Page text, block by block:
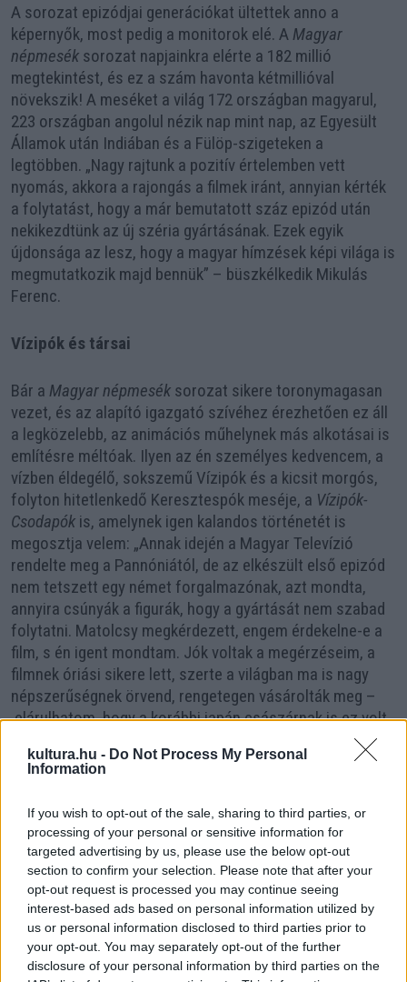
kultura.hu - Do Not Process My Personal
Information
If you wish to opt-out of the sale, sharing to third parties, or
processing of your personal or sensitive information for
targeted advertising by us, please use the below opt-out
section to confirm your selection. Please note that after your
opt-out request is processed you may continue seeing
interest-based ads based on personal information utilized by
us or personal information disclosed to third parties prior to
your opt-out. You may separately opt-out of the further
disclosure of your personal information by third parties on the
A sorozat epizódjai generációkat ültettek anno a
képernyők, most pedig a monitorok elé. A Magyar
népmesék sorozat napjainkra elérte a 182 millió
megtekintést, és ez a szám havonta kétmillióval
növekszik! A meséket a világ 172 országban magyarul,
223 országban angolul nézik nap mint nap, az Egyesült
Államok után Indiában és a Fülöp-szigeteken a
legtöbben. „Nagy rajtunk a pozitív értelemben vett
nyomás, akkora a rajongás a filmek iránt, annyian kérték
a folytatást, hogy a már bemutatott száz epizód után
nekikezdtünk az új széria gyártásának. Ezek egyik
újdonsága az lesz, hogy a magyar hímzések képi világa is
megmutatkozik majd bennük” – büszkélkedik Mikulás
Ferenc.
Vízipók és társai
Bár a Magyar népmesék sorozat sikere toronymagasan
vezet, és az alapító igazgató szívéhez érezhetően ez áll
a legközelebb, az animációs műhelynek más alkotásai is
említésre méltóak. Ilyen az én személyes kedvencem, a
vízben éldegélő, sokszemű Vízipók és a kicsit morgós,
folyton hitetlenkedő Keresztespók meséje, a Vízipók-
Csodapók is, amelynek igen kalandos történetét is
megosztja velem: „Annak idején a Magyar Televízió
rendelte meg a Pannóniától, de az elkészült első epizód
nem tetszett egy német forgalmazónak, azt mondta,
annyira csúnyák a figurák, hogy a gyártását nem szabad
folytatni. Matolcsy megkérdezett, engem érdekelne-e a
film, s én igent mondtam. Jók voltak a megérzéseim, a
filmnek óriási sikere lett, szerte a világban ma is nagy
népszerűségnek örvend, rengetegen vásárolták meg –
elárulhatom, hogy a korábbi japán császárnak is ez volt
az egyik kedvenc rajzfilmje. Ez a bájos mese valójában a
barátságról és az elfogadásról szól, a két főszereplő
eleinte ellenségnek tekintenek, de végül megismerve
barátjuknak fogadnak. Mi az antropomorfizálásban
megálltunk félúton, az állatfiguráink nem teljes
mértékben emberszerűen viselkednek, hanem úgy, hogy
azok a valóságban is felismerhetők legyenek. Például a
molnárkák beszélnek, érzéseket fejeznek ki, de ahogy a
természetben, éppúgy a mesében is a víz felszínén
rohangálnak.”